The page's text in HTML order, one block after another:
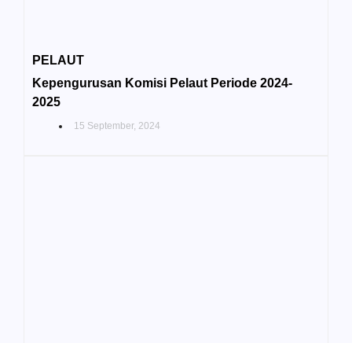
PELAUT
Kepengurusan Komisi Pelaut Periode 2024-
2025
15 September, 2024